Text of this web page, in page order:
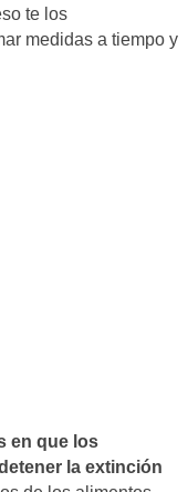
te los
medidas a tiempo y
en que los
la extinción